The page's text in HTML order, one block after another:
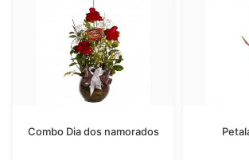
Combo Dia dos namorados